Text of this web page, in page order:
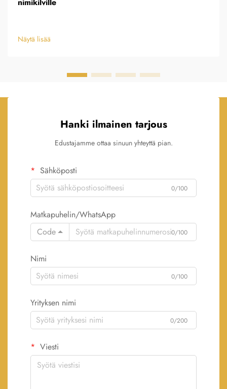
nimikilville
Näytä lisää
Hanki ilmainen tarjous
Edustajamme ottaa sinuun yhteyttä pian.
Sähköposti
0/100
Matkapuhelin/WhatsApp
Code
0/100
Nimi
0/100
Yrityksen nimi
0/200
Viesti